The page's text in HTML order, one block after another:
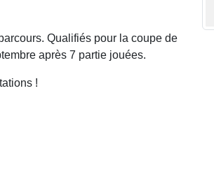
Qualifiés pour la coupe de
après 7 partie jouées.
!